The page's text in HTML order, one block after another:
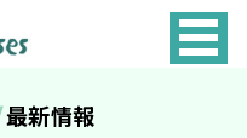
最新情報